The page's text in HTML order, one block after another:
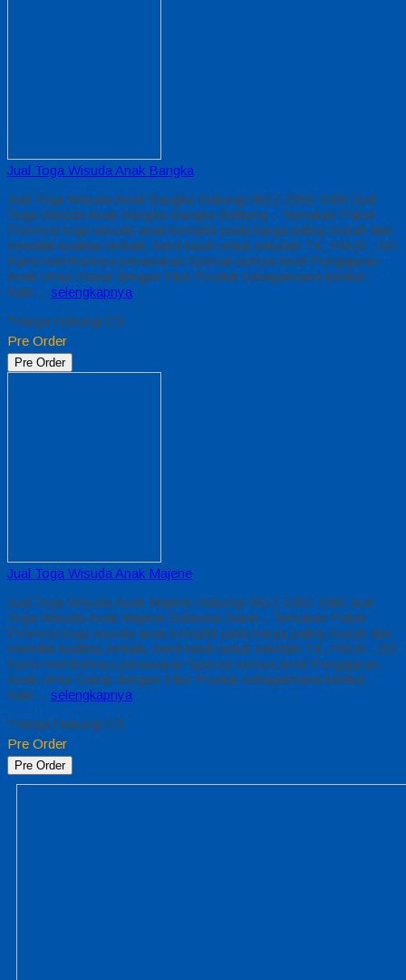
Jual Toga Wisuda Anak Bangka
Jual Toga Wisuda Anak Bangka Hubungi 0812-2282-1060 Jual
Toga Wisuda Anak Bangka Bangka Belitung – Temukan Paket
Promosi toga wisuda anak komplet pada harga paling murah dan
memiliki kualitas terbaik, kami kasih untuk sekolah TK, PAUD , SD
Kami memberinya penawaran Special semua level Pengajaran
Anak Umur Dasar dengan Fitur Produk sebagaimana berikut :
Kain… selengkapnya
*Harga Hubungi CS
Pre Order
Pre Order
Jual Toga Wisuda Anak Majene
Jual Toga Wisuda Anak Majene Hubungi 0812-2282-1060 Jual
Toga Wisuda Anak Majene Sulawesi Barat – Temukan Paket
Promosi toga wisuda anak komplet pada harga paling murah dan
memiliki kualitas terbaik, kami kasih untuk sekolah TK, PAUD , SD
Kami memberinya penawaran Special semua level Pengajaran
Anak Umur Dasar dengan Fitur Produk sebagaimana berikut :
Kain… selengkapnya
*Harga Hubungi CS
Pre Order
Pre Order